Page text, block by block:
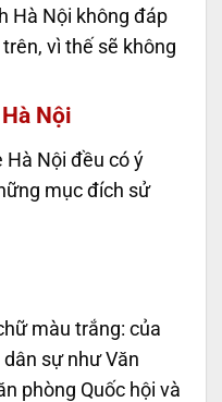
Hà Nội không đáp
vì thế sẽ không
Nội
Hà Nội đều có ý
mục đích sử
màu trắng: của
sự như Văn
phòng Quốc hội và